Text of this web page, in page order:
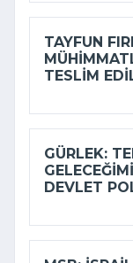
TAYFUN
TESLIM
GÜRLEK:
DEVLET